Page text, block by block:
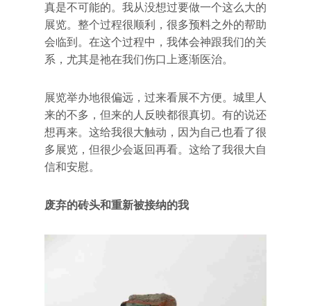
真是不可能的。我从没想过要做一个这么大的
展览。整个过程很顺利，很多预料之外的帮助
会临到。在这个过程中，我体会神跟我们的关
系，尤其是祂在我们伤口上逐渐医治。
展览举办地很偏远，过来看展不方便。城里人
来的不多，但来的人反映都很真切。有的说还
想再来。这给我很大触动，因为自己也看了很
多展览，但很少会返回再看。这给了我很大自
信和安慰。
废弃的砖头和重新被接纳的我